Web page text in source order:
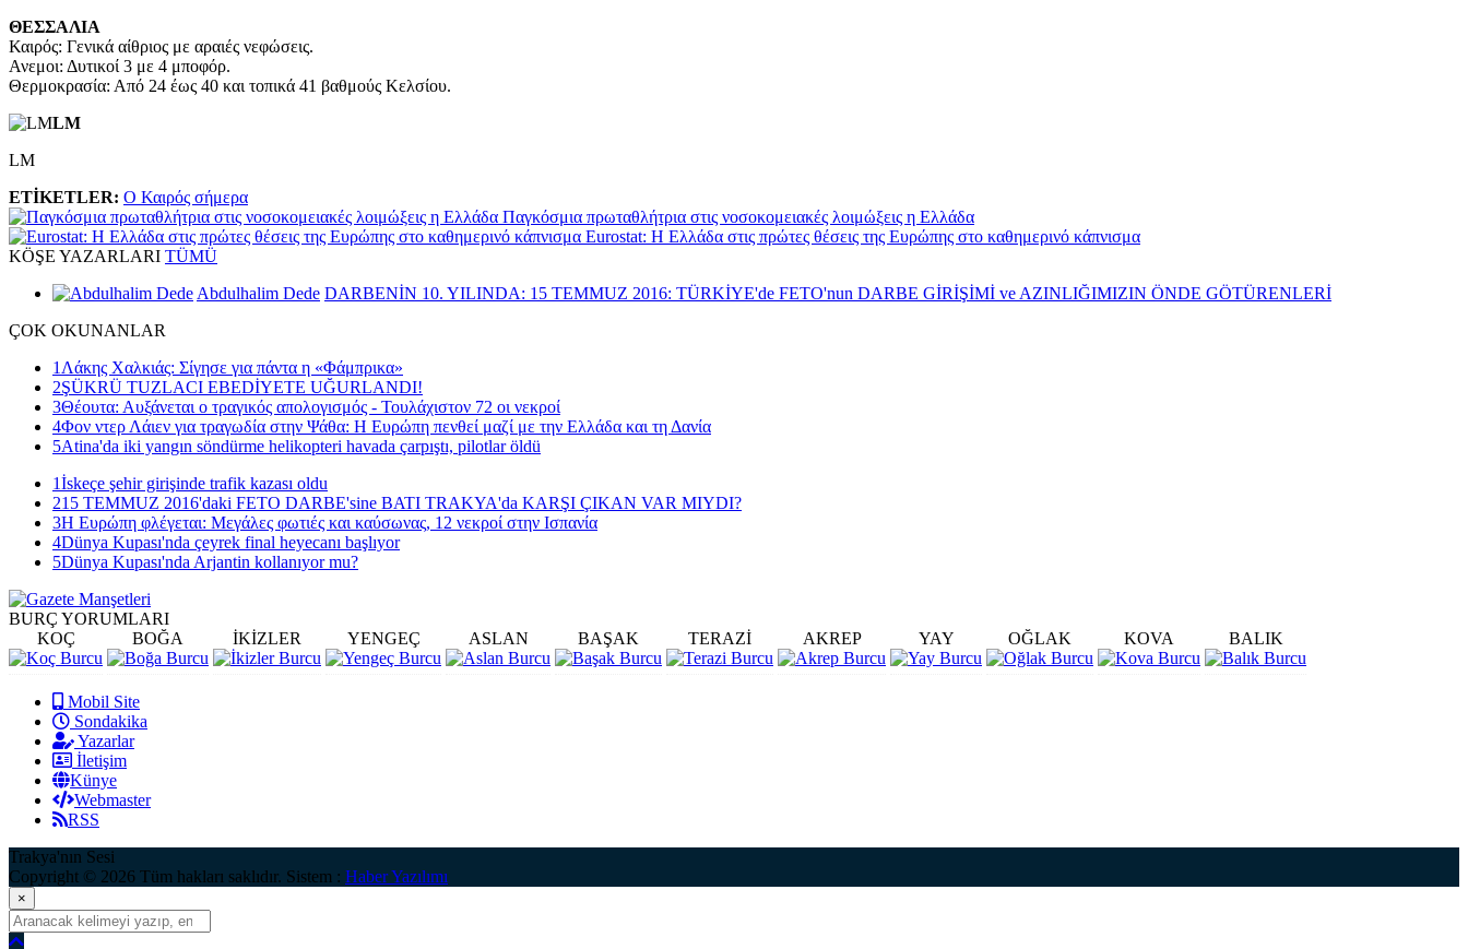
ΘΕΣΣΑΛΙΑ
Καιρός: Γενικά αίθριος με αραιές νεφώσεις.
Ανεμοι: Δυτικοί 3 με 4 μποφόρ.
Θερμοκρασία: Από 24 έως 40 και τοπικά 41 βαθμούς Κελσίου.
LM
LM
ETİKETLER: Ο Καιρός σήμερα
Παγκόσμια πρωταθλήτρια στις νοσοκομειακές λοιμώξεις η Ελλάδα
Eurostat: Η Ελλάδα στις πρώτες θέσεις της Ευρώπης στο καθημερινό κάπνισμα
KÖŞE YAZARLARI TÜMÜ
Abdulhalim Dede DARBENİN 10. YILINDA: 15 TEMMUZ 2016: TÜRKİYE'de FETO'nun DARBE GİRİŞİMİ ve AZINLIĞIMIZIN ÖNDE GÖTÜRENLERİ
ÇOK OKUNANLAR
1 Λάκης Χαλκιάς: Σίγησε για πάντα η «Φάμπρικα»
2ŞÜKRÜ TUZLACI EBEDİYETE UĞURLANDI!
3Θέουτα: Αυξάνεται ο τραγικός απολογισμός - Τουλάχιστον 72 οι νεκροί
4Φον ντερ Λάιεν για τραγωδία στην Ψάθα: Η Ευρώπη πενθεί μαζί με την Ελλάδα και τη Δανία
5Atina'da iki yangın söndürme helikopteri havada çarpıştı, pilotlar öldü
1İskeçe şehir girişinde trafik kazası oldu
215 TEMMUZ 2016'daki FETO DARBE'sine BATI TRAKYA'da KARŞI ÇIKAN VAR MIYDI?
3Η Ευρώπη φλέγεται: Μεγάλες φωτιές και καύσωνας, 12 νεκροί στην Ισπανία
4Dünya Kupası'nda çeyrek final heyecanı başlıyor
5Dünya Kupası'nda Arjantin kollanıyor mu?
BURÇ YORUMLARI
KOÇ
BOĞA İKİZLER YENGEÇ ASLAN BAŞAK TERAZİ AKREP YAY OĞLAK KOVA BALIK
Mobil Site
Sondakika
Yazarlar
İletişim
Künye
Webmaster
RSS
Trakya'nın Sesi
Copyright © 2026 Tüm hakları saklıdır. Sistem : Haber Yazılımı
×